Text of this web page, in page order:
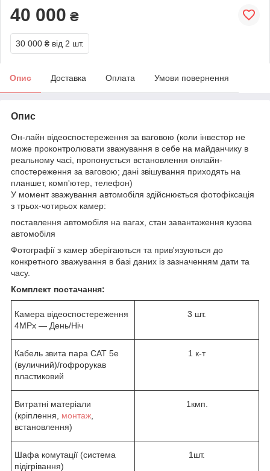
40 000 ₴
30 000 ₴ від 2 шт.
Опис Доставка Оплата Умови повернення
Опис
Он-лайн відеоспостереження за ваговою (коли інвестор не
може проконтролювати зважування в себе на майданчику в
реальному часі, пропонується встановлення онлайн-
спостереження за ваговою; дані звішування приходять на
планшет, комп'ютер, телефон)
У момент зважування автомобіля здійснюється фотофіксація
з трьох-чотирьох камер:
поставлення автомобіля на вагах, стан завантаження кузова
автомобіля
Фотографії з камер зберігаються та прив'язуються до
конкретного зважування в базі даних із зазначенням дати та
часу.
Комплект постачання:
Камера відеоспостереження
4MPx — День/Ніч
3 шт.
Кабель звита пара CAT 5e
(вуличний)/гофрорукав
пластиковий
1 к-т
Витратні матеріали
(кріплення, монтаж
встановлення)
1кмп.
Шафа комутації (система
підігрівання)
1шт.